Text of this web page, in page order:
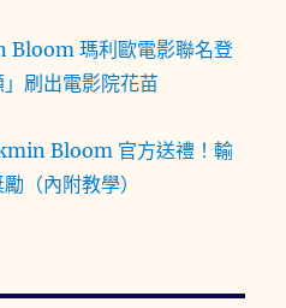
Bloom 瑪利歐電影聯名登
刷出電影院花苗
Bloom 官方送禮！輸
（內附教學）